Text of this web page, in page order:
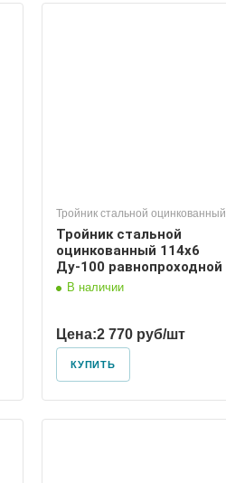
Тройник стальной оцинкованный
Тройник стальной
оцинкованный 114х6
Ду-100 равнопроходной
В наличии
Цена:2 770 руб/шт
КУПИТЬ